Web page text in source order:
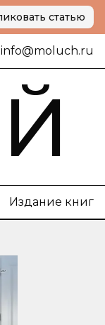
статью
info@moluch.ru
Издание книг